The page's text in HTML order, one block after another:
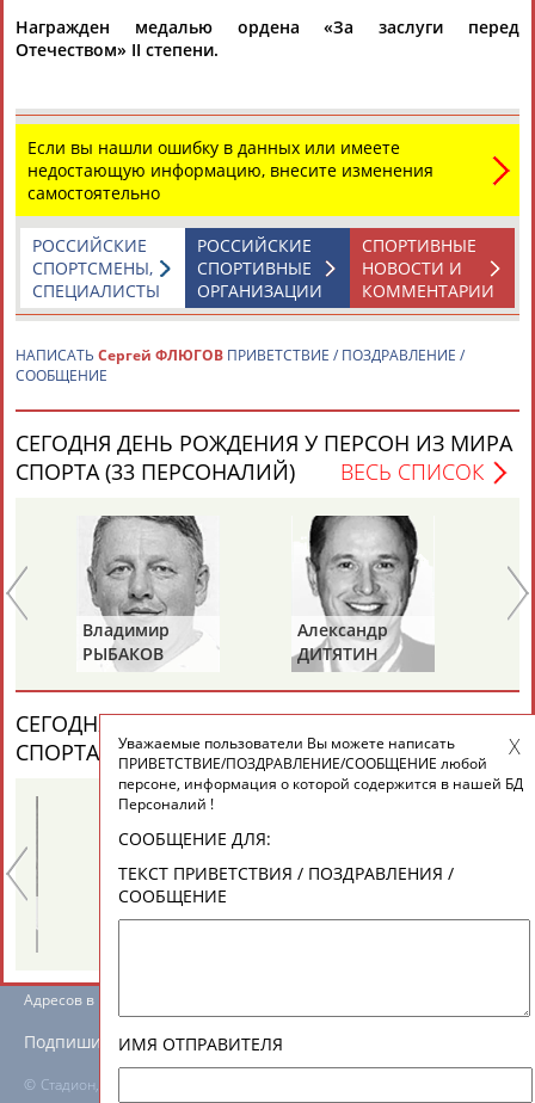
Каримжан
АБДРАХМАНОВ
Аделя
АБДРАХМАНОВААБДУВАЛИЕВ
АБДУЛАЕВ
Рамазан
АБДУЛАЕВ
Тагир
Камиль
АБДУЛАЗИЗОВ
Загалав
Камалудин
Абдула
Магомед
Назир
24 персон из 13181
ЕЩЁ ПЕРСОНЫ
ТАБЛО АКТИВНОСТИ
ЦЕЛИ ПРОЕКТА КОНТАКТЫ
Вопросы сотрудничества и совместной деятельности
© Стадион, 1998-2026
Адресов в новостной рассылке: 996
Подпишись
Награжден медалью ордена «За заслуги перед
Отечеством» II степени.
Если вы нашли ошибку в данных или имеете
недостающую информацию, внесите изменения
самостоятельно
СПОРТИВНЫЕ
НОВОСТИ И
КОММЕНТАРИИ
РОССИЙСКИЕ
СПОРТИВНЫЕ
ОРГАНИЗАЦИИ
РОССИЙСКИЕ
СПОРТСМЕНЫ,
СПЕЦИАЛИСТЫ
НАПИСАТЬ Сергей ФЛЮГОВ ПРИВЕТСТВИЕ / ПОЗДРАВЛЕНИЕ /
СООБЩЕНИЕ
СЕГОДНЯ ДЕНЬ РОЖДЕНИЯ У ПЕРСОН ИЗ МИРА
СПОРТА (33 ПЕРСОНАЛИЙ)
ВЕСЬ СПИСОК
Владимир
РЫБАКОВ
Александр
ДИТЯТИН
СЕГОДНЯ ДЕНЬ ПАМЯТИ У ПЕРСОН ИЗ МИРА
СПОРТА (6 ПЕРСОНАЛИЙ)
ВЕСЬ СПИСОК
Александр
Уважаемые пользователи Вы можете написать
ПРИВЕТСТВИЕ/ПОЗДРАВЛЕНИЕ/СООБЩЕНИЕ любой
персоне, информация о которой содержится в нашей БД
Персоналий !
СООБЩЕНИЕ ДЛЯ:
ТЕКСТ ПРИВЕТСТВИЯ / ПОЗДРАВЛЕНИЯ /
СООБЩЕНИЕ
ИМЯ ОТПРАВИТЕЛЯ